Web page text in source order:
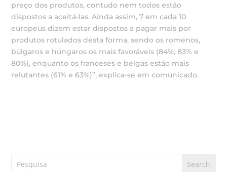
preço dos produtos, contudo nem todos estão
dispostos a aceitá-las. Ainda assim, 7 em cada 10
europeus dizem estar dispostos a pagar mais por
produtos rotulados desta forma, sendo os romenos,
búlgaros e húngaros os mais favoráveis (84%, 83% e
80%), enquanto os franceses e belgas estão mais
relutantes (61% e 63%)”, explica-se em comunicado.